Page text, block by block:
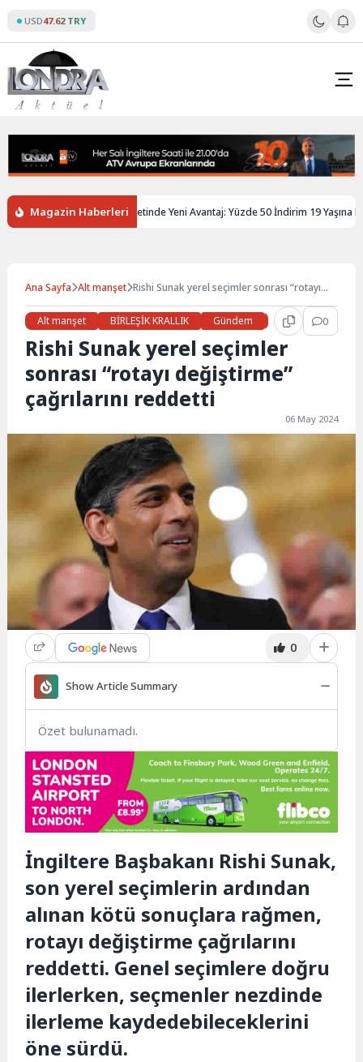
content
USD47.62 TRY
Magazin Haberleri
Gençlere Tren Biletinde Yeni Avantaj: Yüzde 50 İndirim 19 Yaşına
Ana Sayfa Alt manşet Rishi Sunak yerel seçimler sonrası “rotayı
Alt manşet
BİRLEŞİK KRALLIK Gündem Haberler 0
Rishi Sunak yerel seçimler
sonrası “rotayı değiştirme”
çağrılarını reddetti
06 May 2024
0
Show Article Summary
Özet bulunamadı.
İngiltere Başbakanı Rishi Sunak,
son yerel seçimlerin ardından
alınan kötü sonuçlara rağmen,
rotayı değiştirme çağrılarını
reddetti. Genel seçimlere doğru
ilerlerken, seçmenler nezdinde
ilerleme kaydedebileceklerini
öne sürdü.